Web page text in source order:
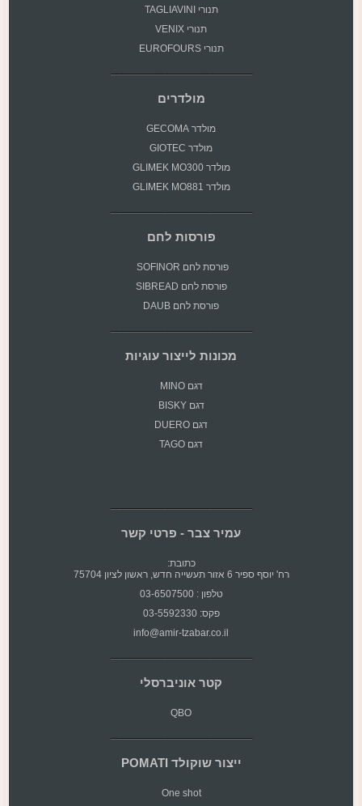
תנורי TAGLIAVINI
תנורי VENIX
תנורי EUROFOURS
מולדרים
מולדר GECOMA
מולדר GIOTEC
מולדר GLIMEK MO300
מולדר GLIMEK MO881
פורסות לחם
פורסת לחם SOFINOR
פורסת לחם SIBREAD
פורסת לחם DAUB
מכונות לייצור עוגיות
דגם MINO
דגם BISKY
דגם DUERO
דגם TAGO
עמיר צבר - פרטי קשר
כתובת:
רח' יוסף ספיר 6 אזור תעשייה חדש, ראשון לציון 75704
טלפון : 03-6507500
פקס: 03-5592330
info@amir-tzabar.co.il
קטר אוניברסלי
QBO
ייצור שוקולד POMATI
One shot